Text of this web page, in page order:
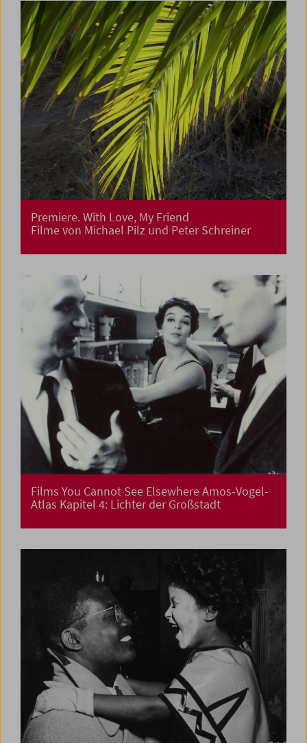
Premiere. With Love, My Friend
Filme von Michael Pilz und Peter Schreiner
Films You Cannot See Elsewhere Amos-Vogel-
Atlas Kapitel 4: Lichter der Großstadt